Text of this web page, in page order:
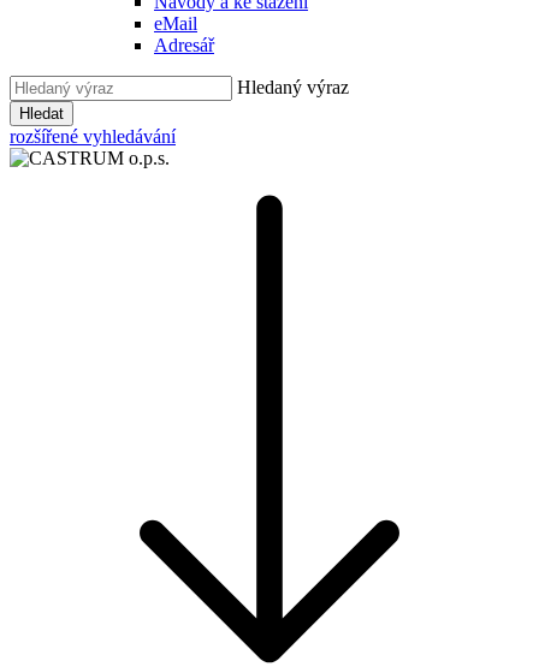
eMail
Adresář
Hledaný výraz
Hledat
rozšířené vyhledávání